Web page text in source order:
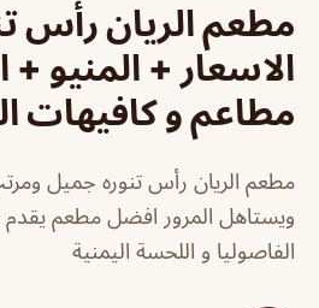
مطعم الريان رأس
الاسعار + المنيو +
مطاعم و كافيهات
مطعم الريان رأس تنوره جميل
ويستاهل المرور افضل مطعم يقدم
الفاصوليا و اللحسة اليمنية